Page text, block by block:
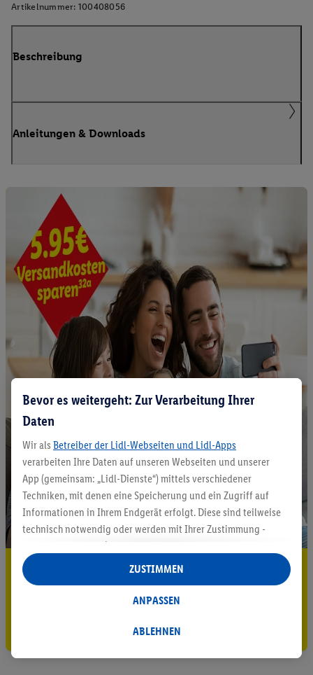
Artikelnummer: 100408056
Beschreibung
Anleitungen & Downloads
5.95 € Versand sparen³²ᵃ
Gutschein sichern!
Bevor es weitergeht: Zur Verarbeitung Ihrer
Daten
Wir als Betreiber der Lidl-Webseiten und Lidl-Apps
verarbeiten Ihre Daten auf unseren Webseiten und unserer
App (gemeinsam: „Lidl-Dienste“) mittels verschiedener
Techniken, mit denen eine Speicherung und ein Zugriff auf
Informationen in Ihrem Endgerät erfolgt. Diese sind teilweise
technisch notwendig oder werden mit Ihrer Zustimmung -
auch durch Partner (u.a.
Verantwortliche; im Zusammenhang mit dem IAB TCF
insgesamt
Statistik-Erstellung oder für personalisierte Werbung
Datenverarbeitungen für personalisierte Werbung werden
ABLEHNEN
ANPASSEN
ZUSTIMMEN